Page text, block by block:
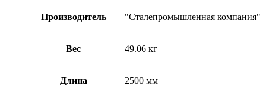
Производитель "Сталепромышленная компания"
Вес 49.06 кг
Длина 2500 мм